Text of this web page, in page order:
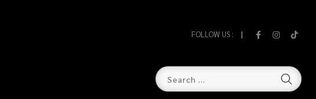
FOLLOW US :